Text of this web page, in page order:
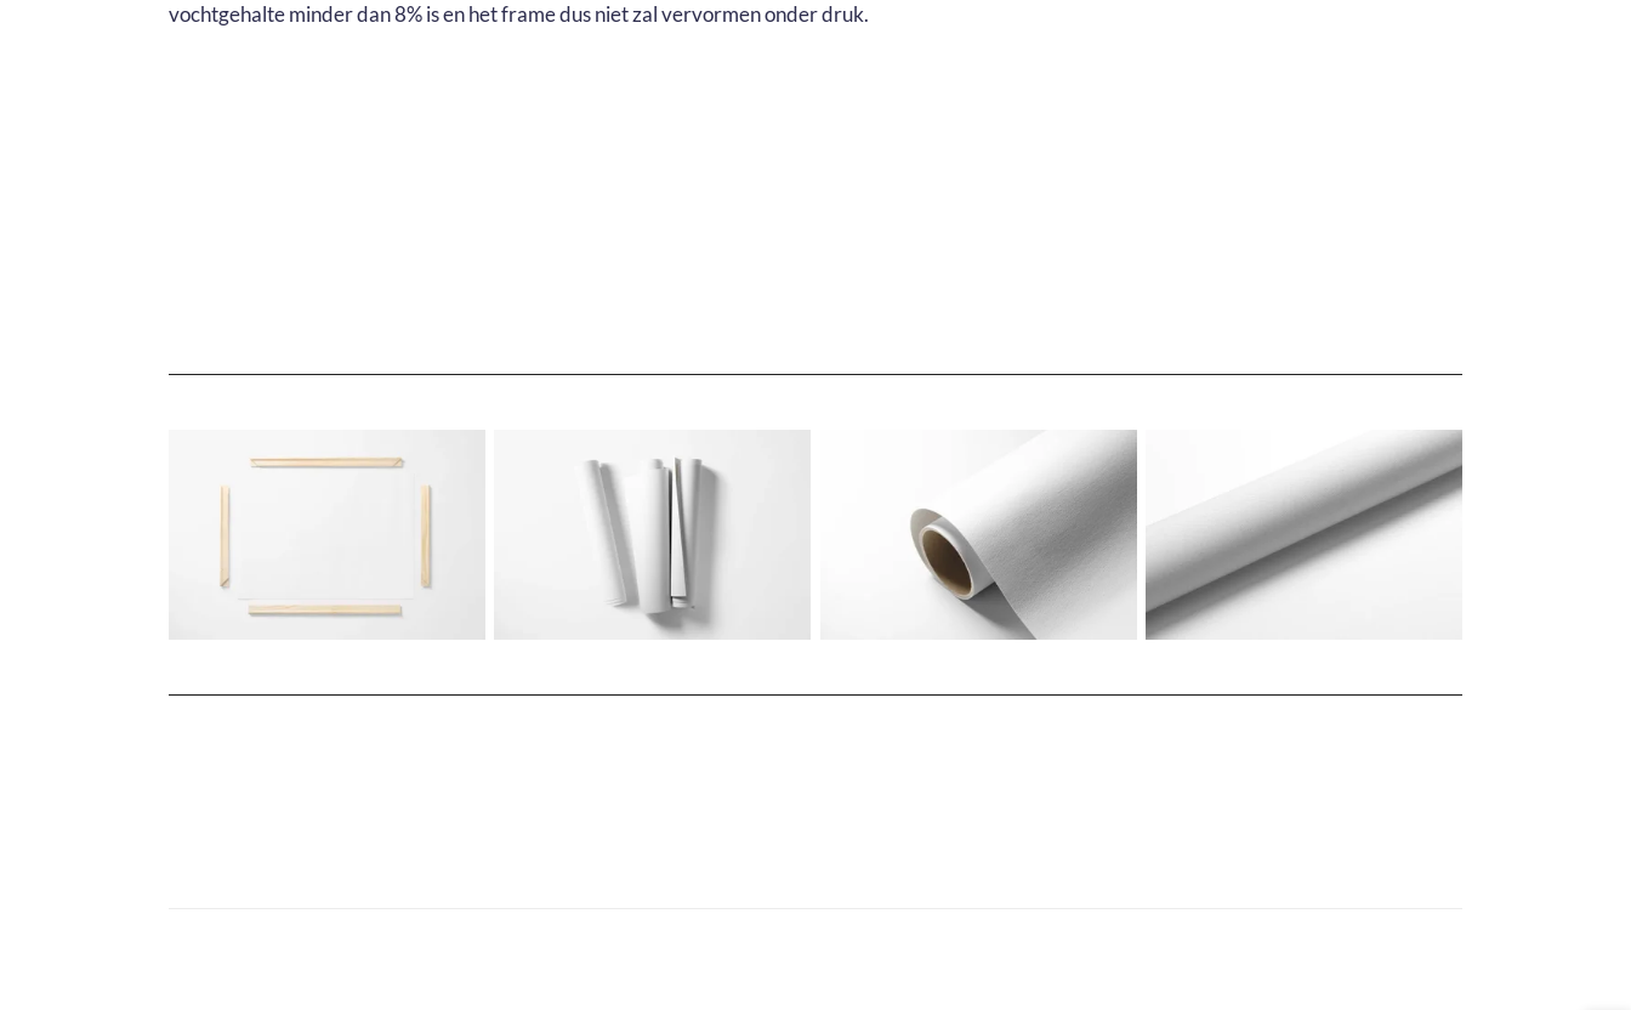
vochtgehalte minder dan 8% is en het frame dus niet zal vervormen onder druk.